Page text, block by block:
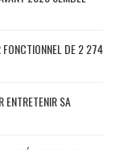
FONCTIONNEL DE 2 274
SA